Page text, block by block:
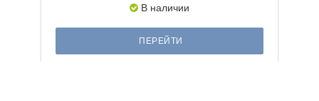
В наличии
ПЕРЕЙТИ